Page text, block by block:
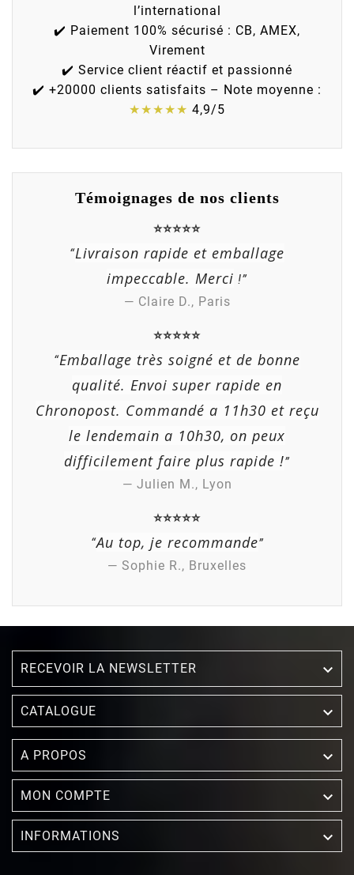
l’international
✔️ Paiement 100% sécurisé : CB, AMEX,
Virement
✔️ Service client réactif et passionné
✔️ +20000 clients satisfaits – Note moyenne :
★★★★★ 4,9/5
Témoignages de nos clients
⭐⭐⭐⭐⭐
“Livraison rapide et emballage
impeccable. Merci !”
— Claire D., Paris
⭐⭐⭐⭐⭐
“Emballage très soigné et de bonne
qualité. Envoi super rapide en
Chronopost. Commandé a 11h30 et reçu
le lendemain a 10h30, on peux
difficilement faire plus rapide !”
— Julien M., Lyon
⭐⭐⭐⭐⭐
“Au top, je recommande”
— Sophie R., Bruxelles
RECEVOIR LA NEWSLETTER 
CATALOGUE 
A PROPOS 
MON COMPTE 
INFORMATIONS 